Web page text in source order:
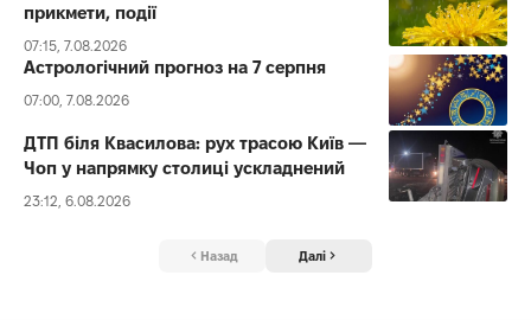
прикмети, події
07:15, 7.08.2026
Астрологічний прогноз на 7 серпня
07:00, 7.08.2026
ДТП біля Квасилова: рух трасою Київ —
Чоп у напрямку столиці ускладнений
23:12, 6.08.2026
Назад Далі